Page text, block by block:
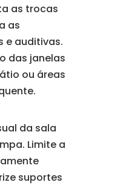
as trocas
as
e auditivas.
das janelas
ou áreas
da sala
Limite a
suportes